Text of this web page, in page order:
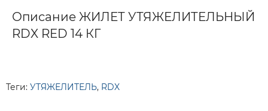
Описание ЖИЛЕТ УТЯЖЕЛИТЕЛЬНЫЙ
RDX RED 14 КГ
Теги: УТЯЖЕЛИТЕЛЬ, RDX